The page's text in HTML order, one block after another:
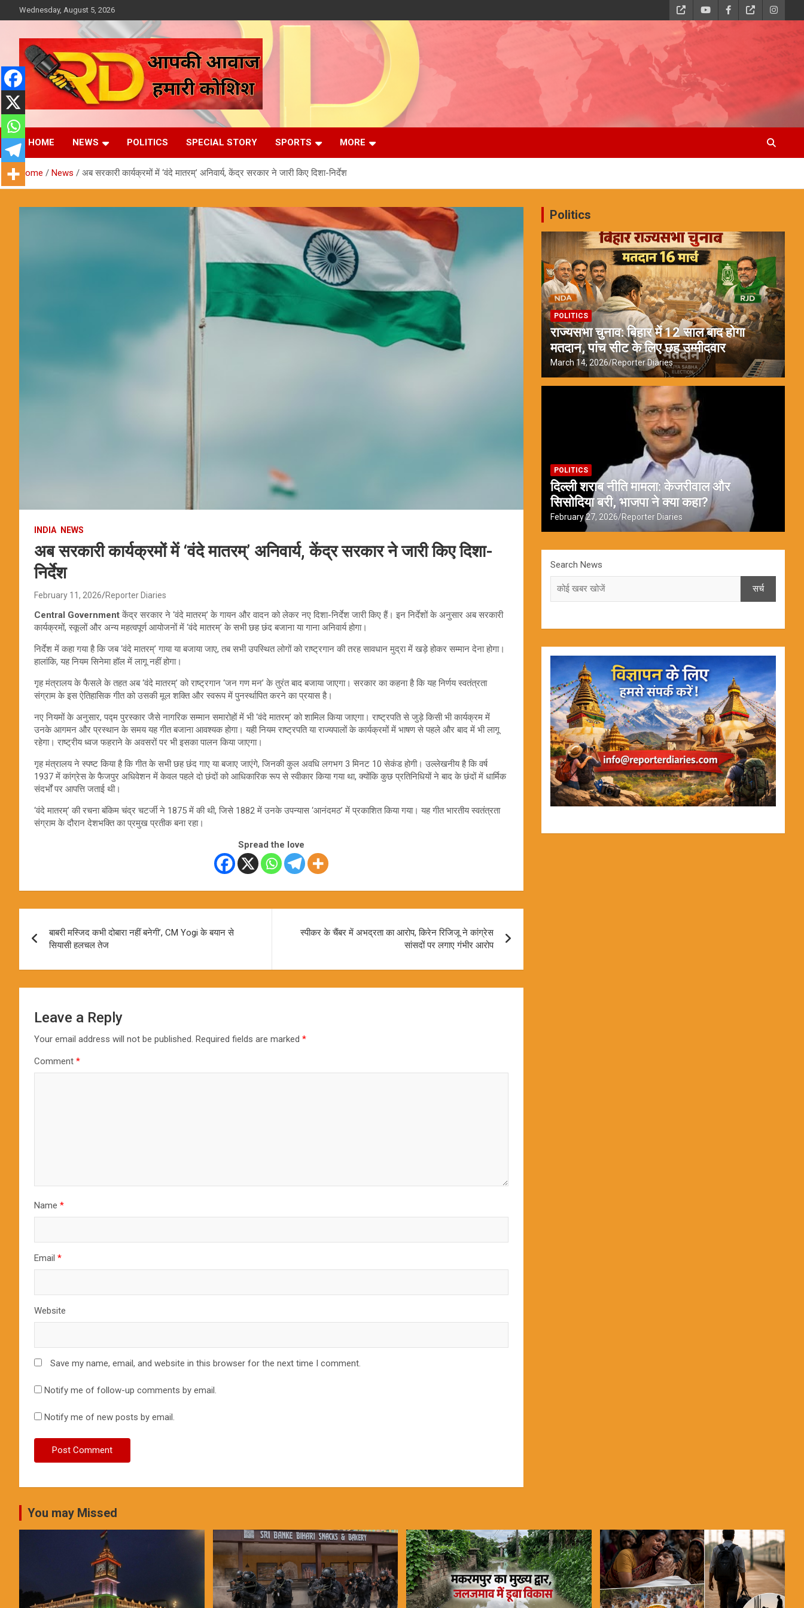
to
Wednesday, August 5, 2026
Reporter Diaries
आपकी आवाज, हमारी कोशिश
HOME NEWS POLITICS SPECIAL STORY SPORTS MORE
Home News अब सरकारी कार्यक्रमों में ‘वंदे मातरम्’ अनिवार्य, केंद्र सरकार ने जारी किए दिशा-निर्देश
INDIA NEWS
अब सरकारी कार्यक्रमों में ‘वंदे मातरम्’ अनिवार्य, केंद्र सरकार ने जारी किए दिशा-
निर्देश
February 11, 2026 Reporter Diaries
Central Governmentकेंद्र सरकार ने ‘वंदे मातरम्’ के गायन और वादन को लेकर नए दिशा-निर्देश जारी किए हैं। इन निर्देशों के अनुसार अब सरकारी
कार्यक्रमों, स्कूलों और अन्य महत्वपूर्ण आयोजनों में ‘वंदे मातरम्’ के सभी छह छंद बजाना या गाना अनिवार्य होगा।
निर्देश में कहा गया है कि जब ‘वंदे मातरम्’ गाया या बजाया जाए, तब सभी उपस्थित लोगों को राष्ट्रगान की तरह सावधान मुद्रा में खड़े होकर सम्मान देना होगा।
हालांकि, यह नियम सिनेमा हॉल में लागू नहीं होगा।
गृह मंत्रालय के फैसले के तहत अब ‘वंदे मातरम्’ को राष्ट्रगान ‘जन गण मन’ के तुरंत बाद बजाया जाएगा। सरकार का कहना है कि यह निर्णय स्वतंत्रता
संग्राम के इस ऐतिहासिक गीत को उसकी मूल शक्ति और स्वरूप में पुनर्स्थापित करने का प्रयास है।
नए नियमों के अनुसार, पद्म पुरस्कार जैसे नागरिक सम्मान समारोहों में भी ‘वंदे मातरम्’ को शामिल किया जाएगा। राष्ट्रपति से जुड़े किसी भी कार्यक्रम में
उनके आगमन और प्रस्थान के समय यह गीत बजाना आवश्यक होगा। यही नियम राष्ट्रपति या राज्यपालों के कार्यक्रमों में भाषण से पहले और बाद में भी लागू
रहेगा। राष्ट्रीय ध्वज फहराने के अवसरों पर भी इसका पालन किया जाएगा।
गृह मंत्रालय ने स्पष्ट किया है कि गीत के सभी छह छंद गाए या बजाए जाएंगे, जिनकी कुल अवधि लगभग 3 मिनट 10 सेकंड होगी। उल्लेखनीय है कि वर्ष
1937 में कांग्रेस के फैजपुर अधिवेशन में केवल पहले दो छंदों को आधिकारिक रूप से स्वीकार किया गया था, क्योंकि कुछ प्रतिनिधियों ने बाद के छंदों में धार्मिक
संदर्भों पर आपत्ति जताई थी।
‘वंदे मातरम्’ की रचना बंकिम चंद्र चटर्जी ने 1875 में की थी, जिसे 1882 में उनके उपन्यास ‘आनंदमठ’ में प्रकाशित किया गया। यह गीत भारतीय स्वतंत्रता
संग्राम के दौरान देशभक्ति का प्रमुख प्रतीक बना रहा।
Spread the love
navigation
बाबरी मस्जिद कभी दोबारा नहीं बनेगी’, CM Yogi के बयान से
सियासी हलचल तेज
स्पीकर के चैंबर में अभद्रता का आरोप, किरेन रिजिजू ने कांग्रेस
सांसदों पर लगाए गंभीर आरोप
Leave a Reply
Your email address will not be published. Required fields are marked *
Comment *
Name *
Email *
Website
Save my name, email, and website in this browser for the next time I comment.
Notify me of follow-up comments by email.
Notify me of new posts by email.
Politics
POLITICS
राज्यसभा चुनाव: बिहार में 12 साल बाद होगा
मतदान, पांच सीट के लिए छह उम्मीदवार
March 14, 2026 Reporter Diaries
POLITICS
दिल्ली शराब नीति मामला: केजरीवाल और
सिसोदिया बरी, भाजपा ने क्या कहा?
February 27, 2026 Reporter Diaries
Search News
सर्च
You may Missed